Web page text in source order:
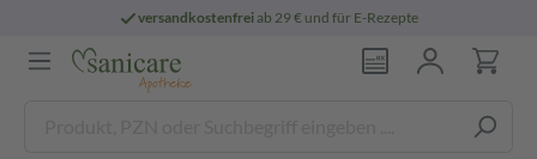
versandkostenfreiab 29 € und für E-Rezepte